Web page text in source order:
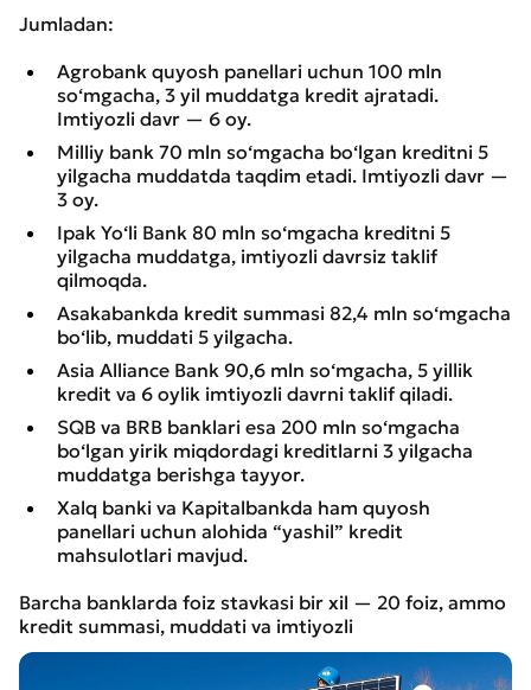
Jumladan:
Agrobank quyosh panellari uchun 100 mln
so‘mgacha, 3 yil muddatga kredit ajratadi.
Imtiyozli davr — 6 oy.
Milliy bank 70 mln so‘mgacha bo‘lgan kreditni 5
yilgacha muddatda taqdim etadi. Imtiyozli davr —
3 oy.
Ipak Yo‘li Bank 80 mln so‘mgacha kreditni 5
yilgacha muddatga, imtiyozli davrsiz taklif
qilmoqda.
Asakabankda kredit summasi 82,4 mln so‘mgacha
bo‘lib, muddati 5 yilgacha.
Asia Alliance Bank 90,6 mln so‘mgacha, 5 yillik
kredit va 6 oylik imtiyozli davrni taklif qiladi.
SQB va BRB banklari esa 200 mln so‘mgacha
bo‘lgan yirik miqdordagi kreditlarni 3 yilgacha
muddatga berishga tayyor.
Xalq banki va Kapitalbankda ham quyosh
panellari uchun alohida “yashil” kredit
mahsulotlari mavjud.
Barcha banklarda foiz stavkasi bir xil — 20 foiz, ammo
kredit summasi, muddati va imtiyozli